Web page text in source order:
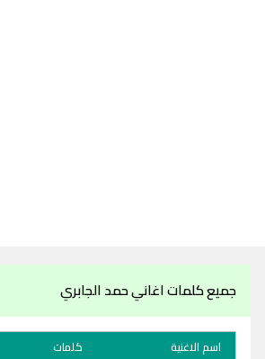
جميع كلمات اغاني حمد الجابري
اسم الاغنية كلمات